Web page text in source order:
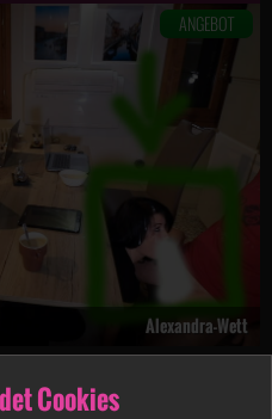
Cookies
ANGEBOT
Alexandra-Wett